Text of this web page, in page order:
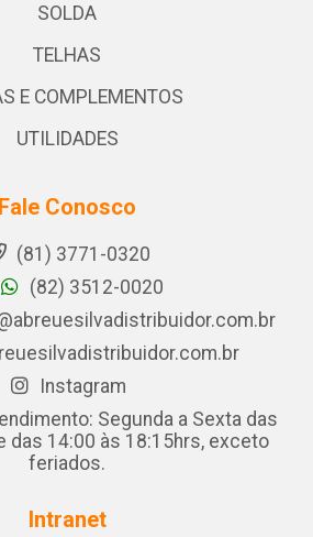
SOLDA
TELHAS
E COMPLEMENTOS
UTILIDADES
Fale Conosco
(81) 3771-0320
(82) 3512-0020
Instagram
Segunda a Sexta das
das 14:00 às 18:15hrs, exceto
feriados.
Intranet